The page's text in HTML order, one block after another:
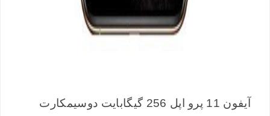
آیفون 11 پرو اپل 256 گیگابایت دوسیمکارت